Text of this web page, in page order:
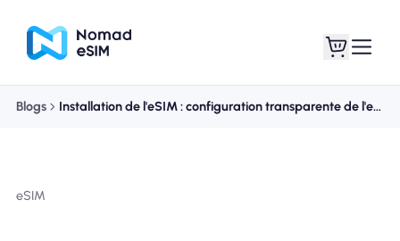
Blogs Installation de l'eSIM : configuration transparente de l'eSIM Nomad avec iOS 17
eSIM